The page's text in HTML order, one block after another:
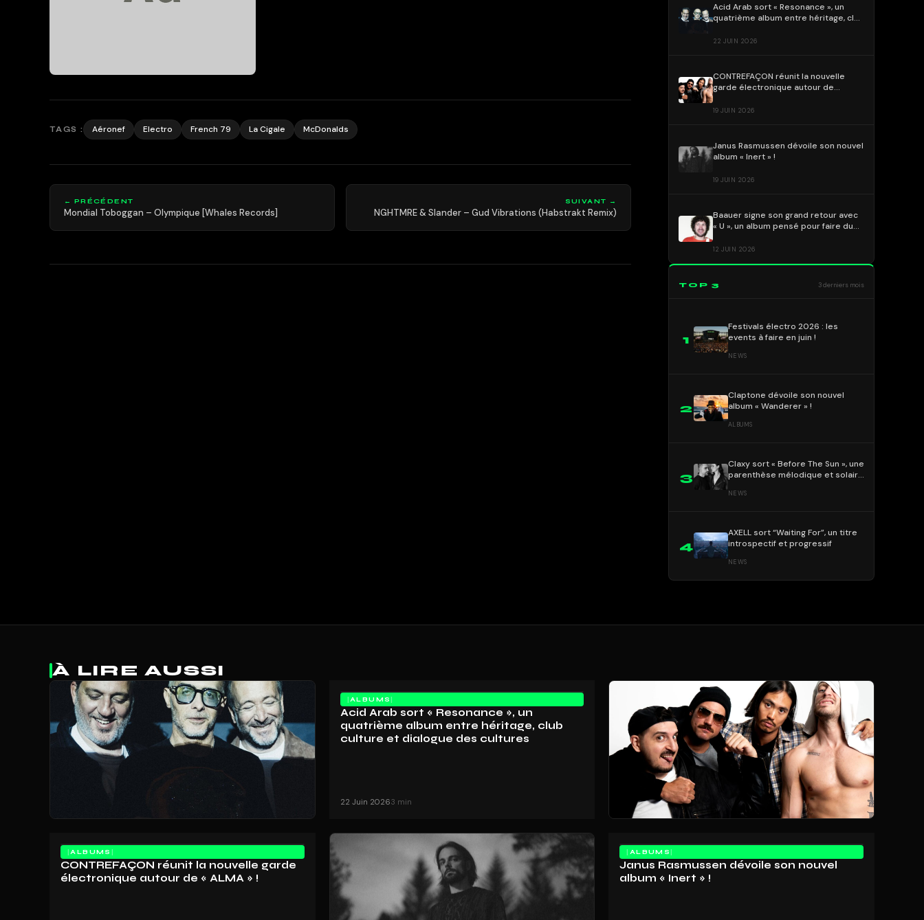
TAGS : Aéronef Electro French 79 La Cigale McDonalds
← PRÉCÉDENT
Mondial Toboggan – Olympique [Whales Records]
SUIVANT →
NGHTMRE & Slander – Gud Vibrations (Habstrakt Remix)
Acid Arab sort « Resonance », un
quatrième album entre héritage, club
22 JUIN 2026
CONTREFAÇON réunit la nouvelle
garde électronique autour de
19 JUIN 2026
Janus Rasmussen dévoile son nouvel
album « Inert » !
19 JUIN 2026
Baauer signe son grand retour avec
« U », un album pensé pour faire du
12 JUIN 2026
TOP 3 3 derniers mois
1
Festivals électro 2026 : les
events à faire en juin !
NEWS
2
Claptone dévoile son nouvel
album « Wanderer » !
ALBUMS
3
Claxy sort « Before The Sun », une
parenthèse mélodique et solaire
NEWS
4
AXELL sort “Waiting For”, un titre
introspectif et progressif
NEWS
À LIRE AUSSI
ALBUMS
Acid Arab sort « Resonance », un
quatrième album entre héritage, club
culture et dialogue des cultures
22 Juin 20263 min
ALBUMS
CONTREFAÇON réunit la nouvelle garde
électronique autour de « ALMA » !
ALBUMS
Janus Rasmussen dévoile son nouvel
album « Inert » !